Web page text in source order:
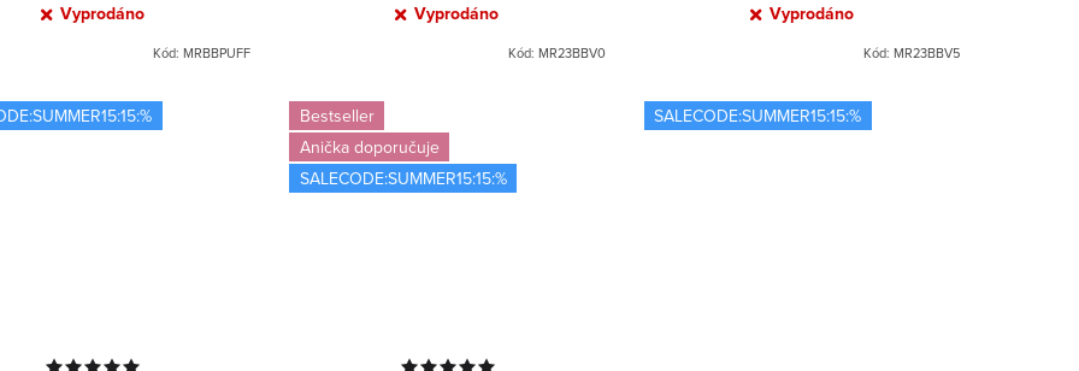
Vyprodáno
Kód: MRBBPUFF
Vyprodáno
Kód: MR23BBV0
Vyprodáno
Kód: MR23BBV5
Bestseller
Anička doporučuje
SALECODE:SUMMER15:15:%
SALECODE:SUMMER15:15:%